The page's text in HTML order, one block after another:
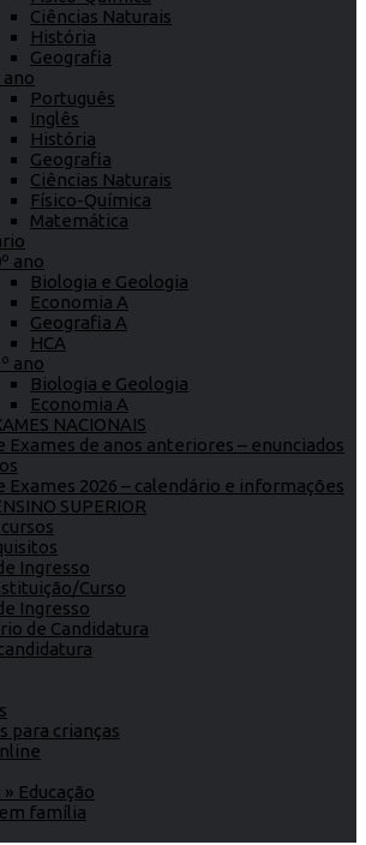
Ciências Naturais
História
Geografia
ano
Português
Inglês
História
Geografia
Ciências Naturais
Físico-Química
Matemática
ano
Biologia e Geologia
Economia A
Geografia A
HCA
ano
Biologia e Geologia
Economia A
NACIONAIS
Exames de anos anteriores – enunciados
Exames 2026 – calendário e informações
SUPERIOR
Ingresso
Curso
Ingresso
de Candidatura
para crianças
Educação
família